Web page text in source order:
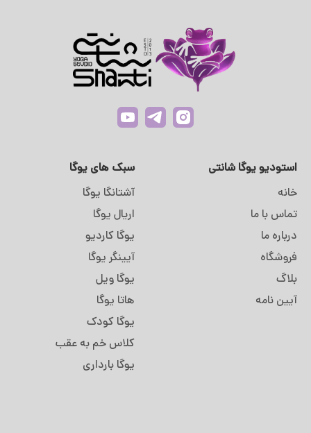
استودیو یوگا شانتی
خانه
تماس با ما
درباره ما
فروشگاه
بلاگ
آیین نامه
سبک های یوگا
آشتانگا یوگا
اریال یوگا
یوگا کاردیو
آیینگر یوگا
یوگا ویل
هاتا یوگا
یوگا کودک
کلاس خم به عقب
یوگا بارداری